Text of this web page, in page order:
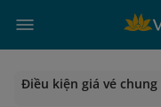
Điều kiện giá vé chung